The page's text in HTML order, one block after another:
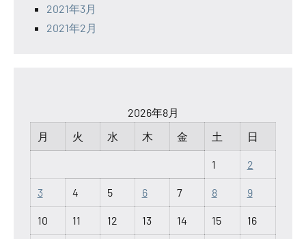
2021年3月
2021年2月
2026年8月
月
火 水 木 金 土 日
1 2
3 4 5 6 7 8 9
10 11 12 13 14 15 16